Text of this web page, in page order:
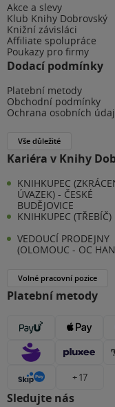
Akce a slevy
Klub Knihy Dobrovský
Knižní závisláci
Affiliate spolupráce
Poukazy pro firmy
Dodací podmínky
Platební metody
Obchodní podmínky
Ochrana osobních
Vše důležité
Kariéra v Knihy
KNIHKUPEC
ÚVAZEK) - ČESKÉ
BUDĚJOVICE
KNIHKUPEC (TŘEBÍČ)
VEDOUCÍ PRODEJNY
(OLOMOUC - OC
Volné pracovní pozice
Platební metody
+ 17
Sledujte nás